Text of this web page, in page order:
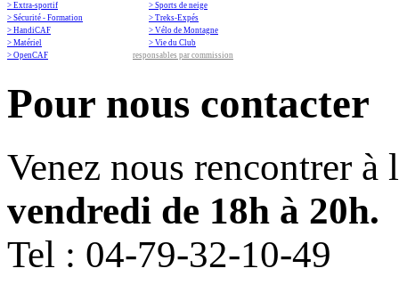
> Extra-sportif
> Sécurité - Formation
> HandiCAF
> Matériel
> OpenCAF
> Sports de neige
> Treks-Expés
> Vélo de Montagne
> Vie du Club
responsables par commission
Pour nous contacter
Venez nous rencontrer à
vendredi de 18h à 20h.
Tel : 04-79-32-10-49